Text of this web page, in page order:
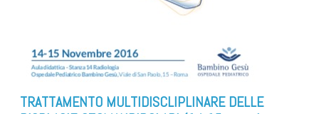
TRATTAMENTO MULTIDISCLIPLINARE DELLE